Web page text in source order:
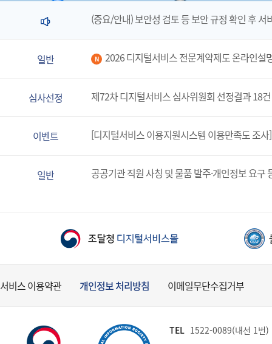
(중요/안내) 보안성 검토 등 보안 규정 확인 후 서
일반 N 2026 디지털서비스 전문계약제도 온라인설
심사선정 제72차 디지털서비스 심사위원회 선정결과 18건
이벤트 [디지털서비스 이용지원시스템 이용만족도 조
일반 공공기관 직원 사칭 및 물품 발주·개인정보 요구
서비스 이용약관 개인정보 처리방침 이메일무단수집거부
TEL 1522-0089(내선 1번